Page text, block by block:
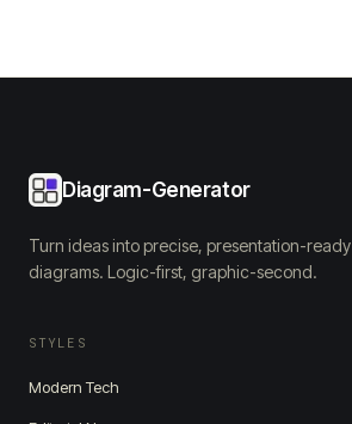
Diagram-Generator
Turn ideas into precise, presentation-ready
diagrams. Logic-first, graphic-second.
STYLES
Modern Tech